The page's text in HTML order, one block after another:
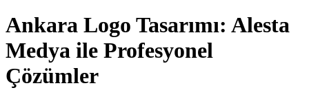
Ankara Logo Tasarımı: Alesta
Medya ile Profesyonel
Çözümler